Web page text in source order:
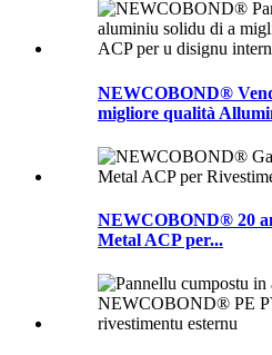
NEWCOBOND®
migliore qualità
NEWCOBOND® 20
Metal ACP per...